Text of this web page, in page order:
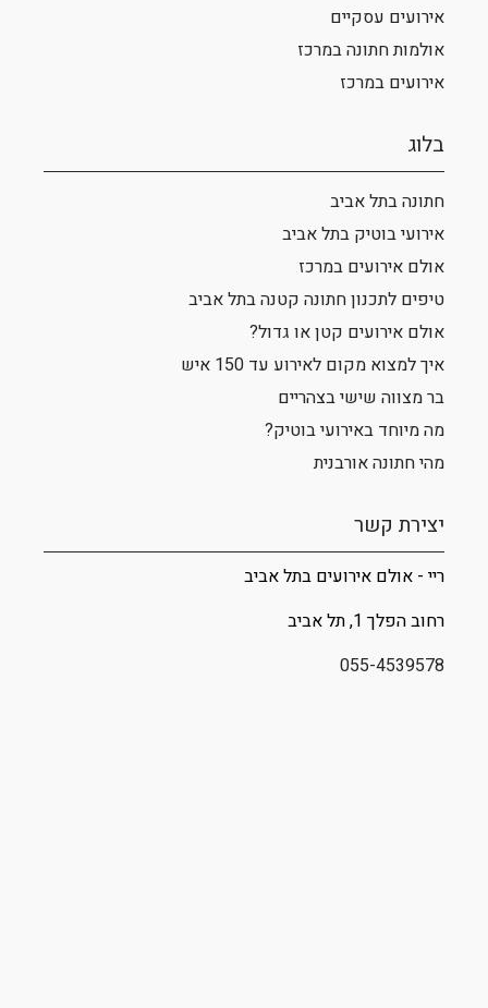
אירועים עסקיים
אולמות חתונה במרכז
אירועים במרכז
בלוג
חתונה בתל אביב
אירועי בוטיק בתל אביב
אולם אירועים במרכז
טיפים לתכנון חתונה קטנה בתל אביב
אולם אירועים קטן או גדול?
איך למצוא מקום לאירוע עד 150 איש
בר מצווה שישי בצהריים
מה מיוחד באירועי בוטיק?
מהי חתונה אורבנית
יצירת קשר
ריי - אולם אירועים בתל אביב
רחובהפלך 1 , תל אביב
055-4539578